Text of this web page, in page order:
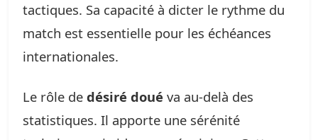
tactiques. Sa capacité à dicter le rythme du
match est essentielle pour les échéances
internationales.
Le rôle de désiré doué va au-delà des
statistiques. Il apporte une sérénité